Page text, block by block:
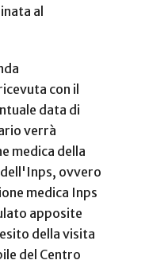
al
con il
data di
verrà
medica della
ovvero
medica Inps
apposite
della visita
del Centro